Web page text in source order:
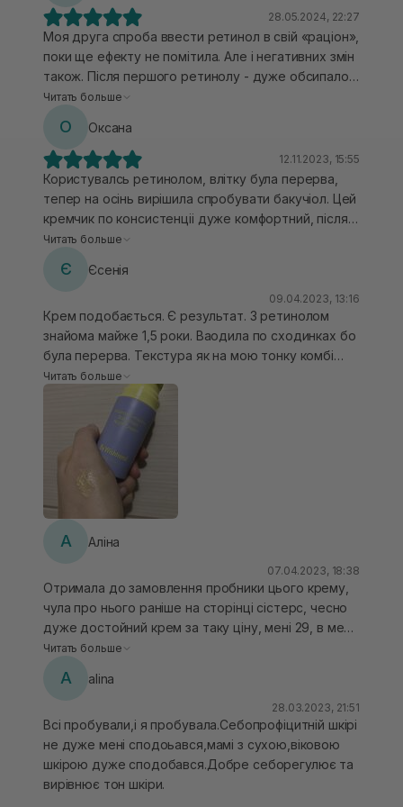
28.05.2024, 22:27
Моя друга спроба ввести ретинол в свій «раціон»,
поки ще ефекту не помітила. Але і негативних змін
також. Після першого ретинолу - дуже обсипало
обличчя і взагалі була неприємна консистенція. А
Кремом не закриваю. Повноцінний крем наніч.
Наношу просто на очищену суху шкіру
Читать больше
О Оксана
12.11.2023, 15:55
Користувалсь ретинолом, влітку була перерва,
тепер на осінь вирішила спробувати бакучіол. Цей
кремчик по консистенціі дуже комфортний, після
нього навіть можна не закривати кремом. Для
сходинками, навіть якщо ви вже знайомі з
Читать больше
Є Єсенія
09.04.2023, 13:16
Крем подобається. Є результат. З ретинолом
знайома майже 1,5 роки. Ваодила по сходинках бо
була перерва. Текстура як на мою тонку комбі
шкіру то трішки плотніша, але не завжди закриваю
відновлюючим кремом.
Читать больше
А Аліна
07.04.2023, 18:38
Отримала до замовлення пробники цього крему,
чула про нього раніше на сторінці сістерс, чесно
дуже достойний крем за таку ціну, мені 29, в мене
комбі зневоднена схильна до поодиноких висипів,
незнаю чи такій зайде, мені дуже сподобався,
класно працює, живить, має протизапальну дію,
шкіра на ранок як оновлена розгладжена, я ніколи
нічого з ретинолом не пробувала, а це суперовий
актив, обов‘язково візьму повний об‘єм
Читать больше
A alina
28.03.2023, 21:51
Всі пробували,і я пробувала.Себопрофіцитній шкірі
не дуже мені сподоьався,мамі з сухою,віковою
шкірою дуже сподобався.Добре себорегулює та
вирівнює тон шкіри.